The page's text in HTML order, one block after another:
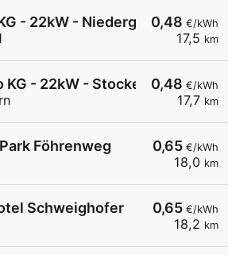
0,48 €/kWh
17,5 km
- 22kW - Niedergrünbach -
0,48 €/kWh
17,7 km
KG - 22kW - Stockern
0,65 €/kWh
18,0 km
Föhrenweg
0,65 €/kWh
18,2 km
Schweighofer